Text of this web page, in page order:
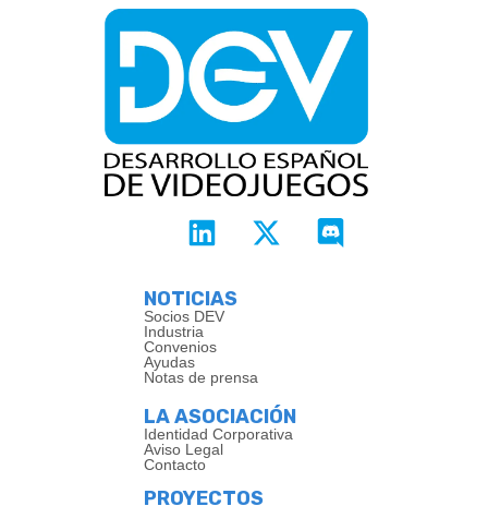
NOTICIAS
Socios DEV
Industria
Convenios
Ayudas
Notas de prensa
LA ASOCIACIÓN
Identidad Corporativa
Aviso Legal
Contacto
PROYECTOS